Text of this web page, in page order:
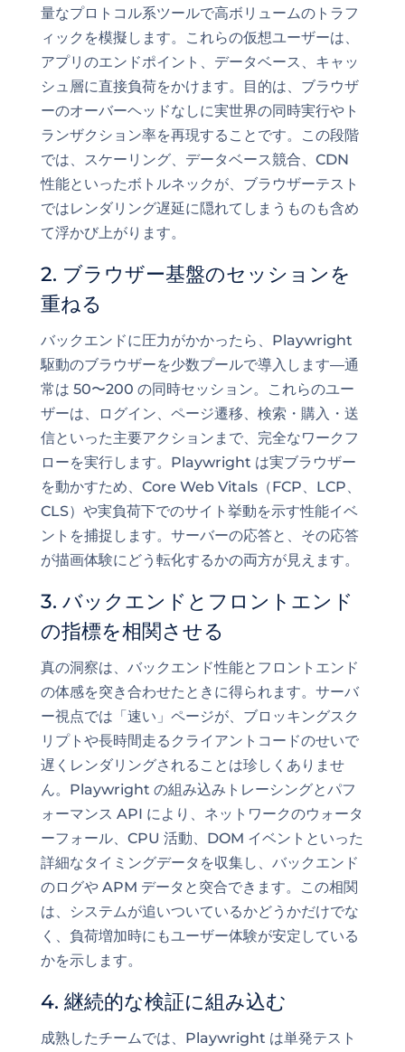
量なプロトコル系ツールで高ボリュームのトラフ
ィックを模擬します。これらの仮想ユーザーは、
アプリのエンドポイント、データベース、キャッ
シュ層に直接負荷をかけます。目的は、ブラウザ
ーのオーバーヘッドなしに実世界の同時実行やト
ランザクション率を再現することです。この段階
では、スケーリング、データベース競合、CDN
性能といったボトルネックが、ブラウザーテスト
ではレンダリング遅延に隠れてしまうものも含め
て浮かび上がります。
2. ブラウザー基盤のセッションを
重ねる
バックエンドに圧力がかかったら、Playwright
駆動のブラウザーを少数プールで導入します—通
常は 50〜200 の同時セッション。これらのユー
ザーは、ログイン、ページ遷移、検索・購入・送
信といった主要アクションまで、完全なワークフ
ローを実行します。Playwright は実ブラウザー
を動かすため、Core Web Vitals（FCP、LCP、
CLS）や実負荷下でのサイト挙動を示す性能イベ
ントを捕捉します。サーバーの応答と、その応答
が描画体験にどう転化するかの両方が見えます。
3. バックエンドとフロントエンド
の指標を相関させる
真の洞察は、バックエンド性能とフロントエンド
の体感を突き合わせたときに得られます。サーバ
ー視点では「速い」ページが、ブロッキングスク
リプトや長時間走るクライアントコードのせいで
遅くレンダリングされることは珍しくありませ
ん。Playwright の組み込みトレーシングとパフ
ォーマンス API により、ネットワークのウォータ
ーフォール、CPU 活動、DOM イベントといった
詳細なタイミングデータを収集し、バックエンド
のログや APM データと突合できます。この相関
は、システムが追いついているかどうかだけでな
く、負荷増加時にもユーザー体験が安定している
かを示します。
4. 継続的な検証に組み込む
成熟したチームでは、Playwright は単発テスト